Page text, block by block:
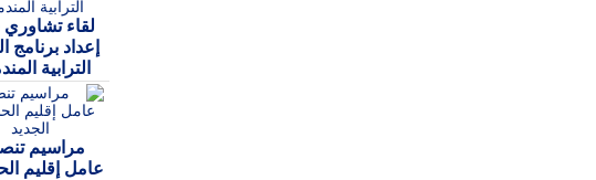
لقاء
إعداد برنامج
الترابية
مراسيم
عامل إقليم